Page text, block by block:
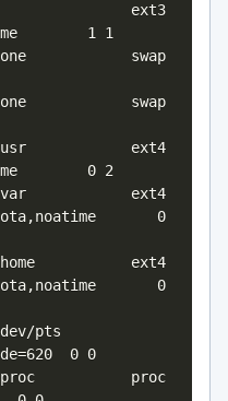
/ ext3
1 1
swap
swap
/usr ext4
0 2
/var ext4
0
/home ext4
0
pts
0 0
proc